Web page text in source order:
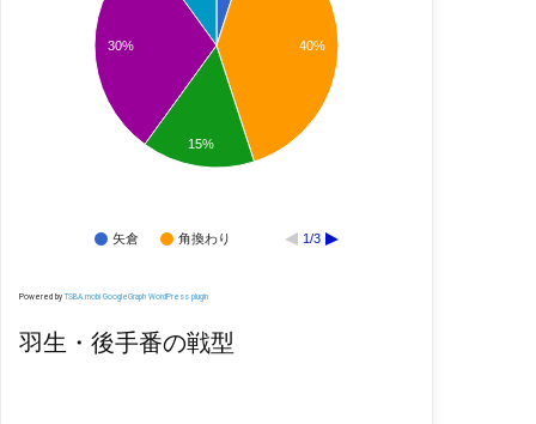
矢倉 角換わり 1/3
40%
30%
15%
Powered byTSBA.mobi GoogleGraph WordPress plugin
羽生・後手番の戦型